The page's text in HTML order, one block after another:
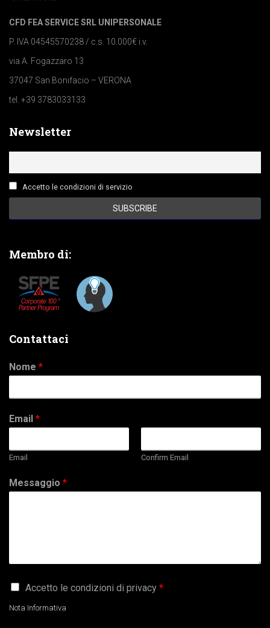
CFD FEA SERVICE SRL UNIPERSONALE
P. IVA 04545570238 / c.s. 10.000€ i.v.
via A. Fogazzaro 13
37047 San Bonifacio – VERONA
tel. +39 3783033133
Newsletter
Accetto le condizioni di servizio
Membro di:
Contattaci
Nome *
Email *
Email Confirm Email
Messaggio *
G
P
Accetto le condizioni di privacy *
Nota Informativa